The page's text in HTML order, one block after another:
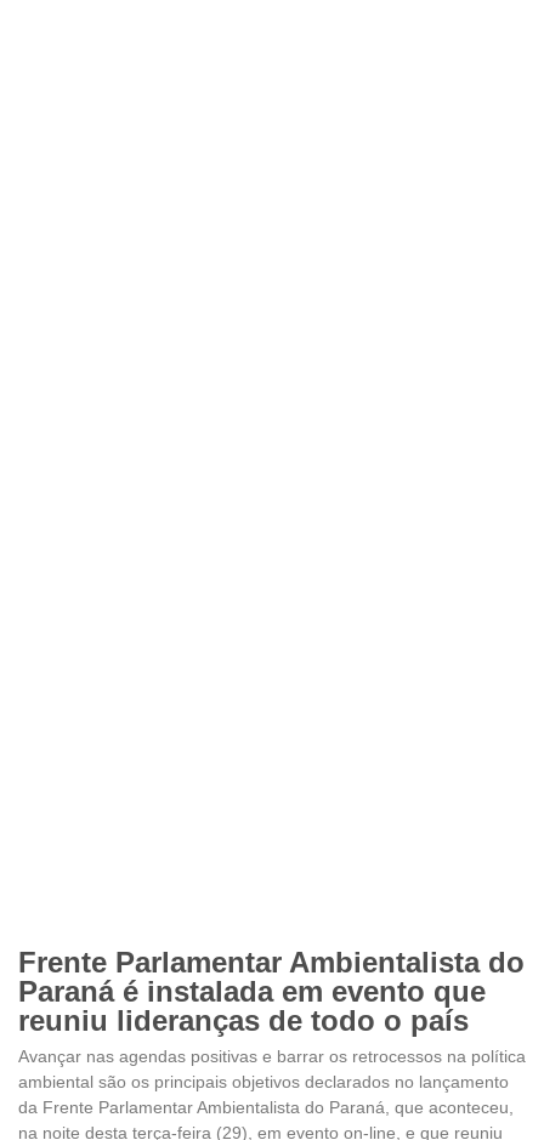
Frente Parlamentar Ambientalista do
Paraná é instalada em evento que
reuniu lideranças de todo o país
Avançar nas agendas positivas e barrar os retrocessos na política
ambiental são os principais objetivos declarados no lançamento
da Frente Parlamentar Ambientalista do Paraná, que aconteceu,
na noite desta terça-feira (29), em evento on-line, e que reuniu